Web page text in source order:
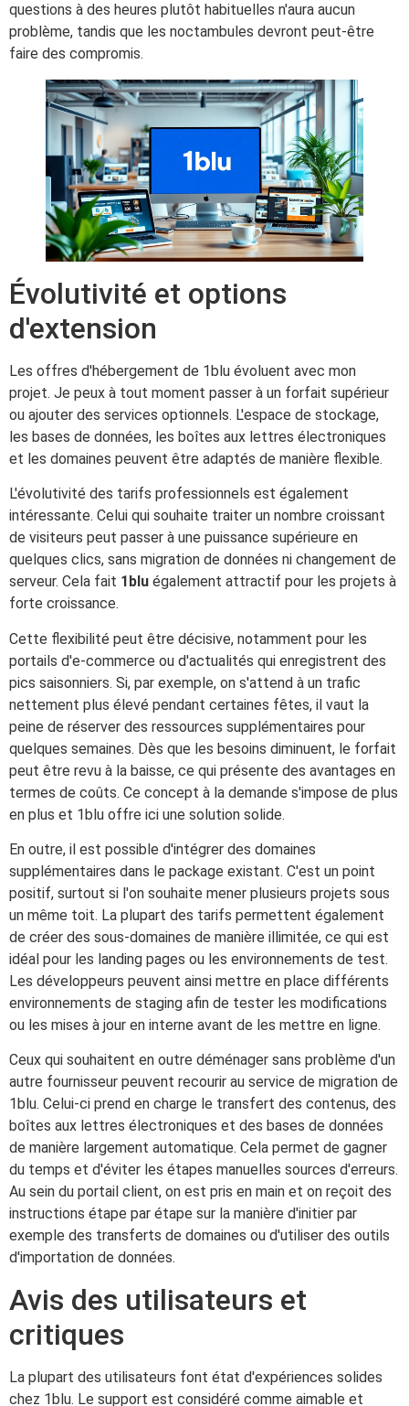
questions à des heures plutôt habituelles n'aura aucun
problème, tandis que les noctambules devront peut-être
faire des compromis.
Évolutivité et options
d'extension
Les offres d'hébergement de 1blu évoluent avec mon
projet. Je peux à tout moment passer à un forfait supérieur
ou ajouter des services optionnels. L'espace de stockage,
les bases de données, les boîtes aux lettres électroniques
et les domaines peuvent être adaptés de manière flexible.
L'évolutivité des tarifs professionnels est également
intéressante. Celui qui souhaite traiter un nombre croissant
de visiteurs peut passer à une puissance supérieure en
quelques clics, sans migration de données ni changement de
serveur. Cela fait 1blu également attractif pour les projets à
forte croissance.
Cette flexibilité peut être décisive, notamment pour les
portails d'e-commerce ou d'actualités qui enregistrent des
pics saisonniers. Si, par exemple, on s'attend à un trafic
nettement plus élevé pendant certaines fêtes, il vaut la
peine de réserver des ressources supplémentaires pour
quelques semaines. Dès que les besoins diminuent, le forfait
peut être revu à la baisse, ce qui présente des avantages en
termes de coûts. Ce concept à la demande s'impose de plus
en plus et 1blu offre ici une solution solide.
En outre, il est possible d'intégrer des domaines
supplémentaires dans le package existant. C'est un point
positif, surtout si l'on souhaite mener plusieurs projets sous
un même toit. La plupart des tarifs permettent également
de créer des sous-domaines de manière illimitée, ce qui est
idéal pour les landing pages ou les environnements de test.
Les développeurs peuvent ainsi mettre en place différents
environnements de staging afin de tester les modifications
ou les mises à jour en interne avant de les mettre en ligne.
Ceux qui souhaitent en outre déménager sans problème d'un
autre fournisseur peuvent recourir au service de migration de
1blu. Celui-ci prend en charge le transfert des contenus, des
boîtes aux lettres électroniques et des bases de données
de manière largement automatique. Cela permet de gagner
du temps et d'éviter les étapes manuelles sources d'erreurs.
Au sein du portail client, on est pris en main et on reçoit des
instructions étape par étape sur la manière d'initier par
exemple des transferts de domaines ou d'utiliser des outils
d'importation de données.
Avis des utilisateurs et
critiques
La plupart des utilisateurs font état d'expériences solides
chez 1blu. Le support est considéré comme aimable et